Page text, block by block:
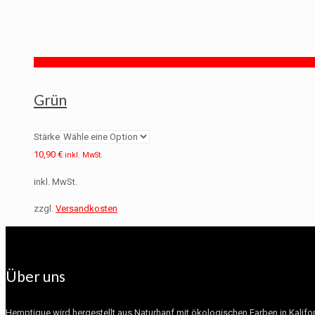
Grün
Stärke
10,90 € inkl. MwSt.
inkl. MwSt.
zzgl. Versandkosten
Über uns
Hemptique wird hergestellt aus Naturhanf mit ökologischen Farben in